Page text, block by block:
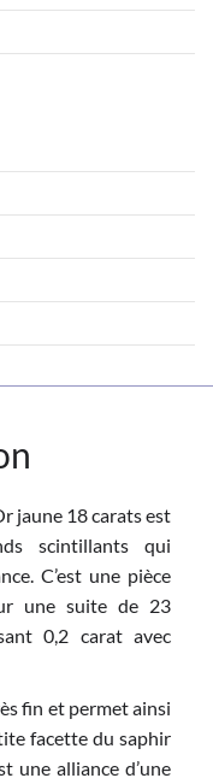
jaune 18 carats est
scintillants qui
C’est une pièce
une suite de 23
0,2 carat avec
fin et permet ainsi
facette du saphir
une alliance d’une